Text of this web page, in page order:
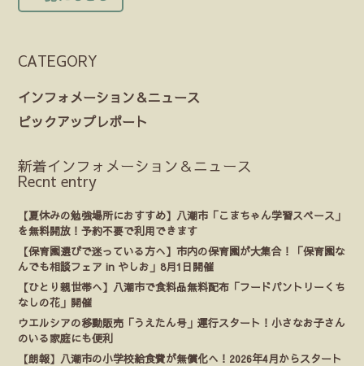
CATEGORY
インフォメーション＆ニュース
ピックアップレポート
新着インフォメーション＆ニュース
Recnt entry
【夏休みの勉強場所におすすめ】八潮市「こまちゃん学習スペース」
を無料開放！予約不要で利用できます
【保育園選びで迷っている方へ】市内の保育園が大集合！「保育園な
んでも相談フェア in やしお」8月1日開催
【ひとり親世帯へ】八潮市で食料品無料配布「フードパントリーくち
なしの花」開催
ウエルシアの移動販売「うえたん号」運行スタート！小さなお子さん
のいる家庭にも便利
【朗報】八潮市の小学校給食費が無償化へ！2026年4月からスタート